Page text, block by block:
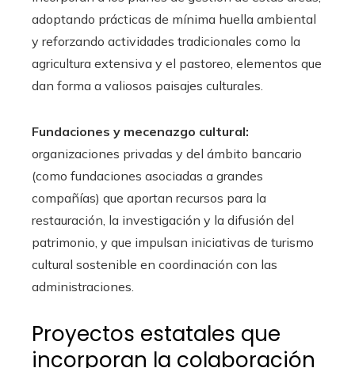
adoptando prácticas de mínima huella ambiental
y reforzando actividades tradicionales como la
agricultura extensiva y el pastoreo, elementos que
dan forma a valiosos paisajes culturales.
Fundaciones y mecenazgo cultural:
organizaciones privadas y del ámbito bancario
(como fundaciones asociadas a grandes
compañías) que aportan recursos para la
restauración, la investigación y la difusión del
patrimonio, y que impulsan iniciativas de turismo
cultural sostenible en coordinación con las
administraciones.
Proyectos estatales que
incorporan la colaboración